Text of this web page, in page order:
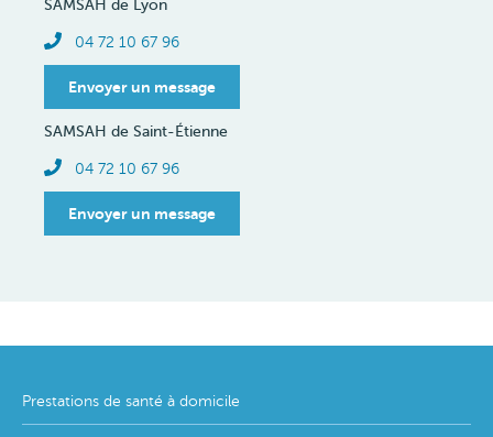
SAMSAH de Lyon
Téléphone
04 72 10 67 96
Envoyer un message
SAMSAH de Saint-Étienne
Téléphone
04 72 10 67 96
Envoyer un message
Footer
menu
Prestations de santé à domicile